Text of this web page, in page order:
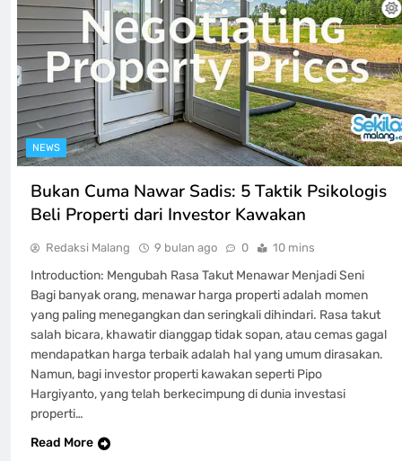
NEWS
Bukan Cuma Nawar Sadis: 5 Taktik Psikologis
Beli Properti dari Investor Kawakan
Redaksi Malang 9 bulan ago 0 10 mins
Introduction: Mengubah Rasa Takut Menawar Menjadi Seni
Bagi banyak orang, menawar harga properti adalah momen
yang paling menegangkan dan seringkali dihindari. Rasa takut
salah bicara, khawatir dianggap tidak sopan, atau cemas gagal
mendapatkan harga terbaik adalah hal yang umum dirasakan.
Namun, bagi investor properti kawakan seperti Pipo
Hargiyanto, yang telah berkecimpung di dunia investasi
properti…
Read More